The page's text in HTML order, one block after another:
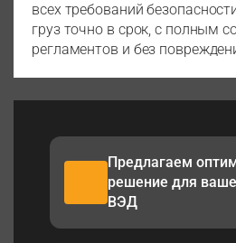
всех требований
груз точно в срок, с полным
регламентов и без
Предлагаем
решение для
ВЭД